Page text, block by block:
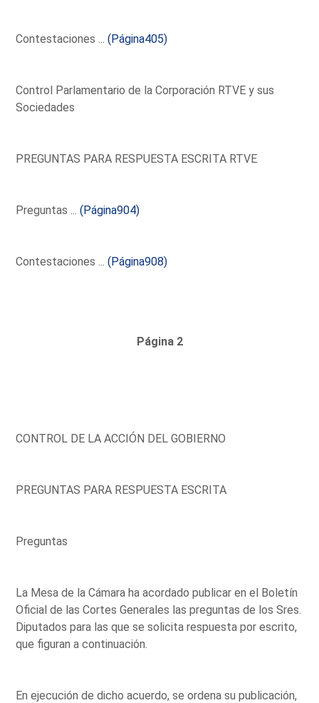
Contestaciones ...(Página405)
Control Parlamentario de la Corporación RTVE y sus
Sociedades
PREGUNTAS PARA RESPUESTA ESCRITA RTVE
Preguntas ...(Página904)
Contestaciones ...(Página908)
Página 2
CONTROL DE LA ACCIÓN DEL GOBIERNO
PREGUNTAS PARA RESPUESTA ESCRITA
Preguntas
La Mesa de la Cámara ha acordado publicar en el Boletín
Oficial de las Cortes Generales las preguntas de los Sres.
Diputados para las que se solicita respuesta por escrito,
que figuran a continuación.
En ejecución de dicho acuerdo, se ordena su publicación,